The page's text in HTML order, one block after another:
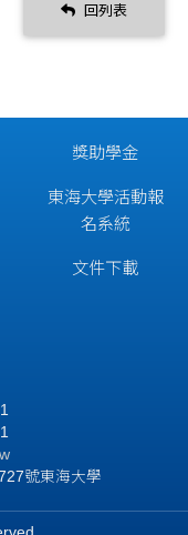
回列表
獎助學金
東海大學活動報
名系統
文件下載
號東海大學